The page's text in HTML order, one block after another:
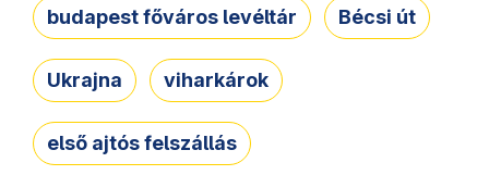
budapest főváros levéltár Bécsi út
Ukrajna viharkárok
első ajtós felszállás